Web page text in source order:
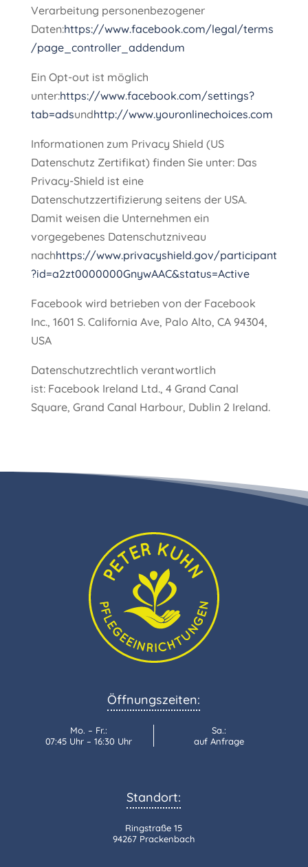
Verarbeitung personenbezogener
Daten:https://www.facebook.com/legal/terms
/page_controller_addendum
Ein Opt-out ist möglich
unter:https://www.facebook.com/settings?
tab=adsundhttp://www.youronlinechoices.com
Informationen zum Privacy Shield (US
Datenschutz Zertifikat) finden Sie unter: Das
Privacy-Shield ist eine
Datenschutzzertifizierung seitens der USA.
Damit weisen die Unternehmen ein
vorgegebenes Datenschutzniveau
nachhttps://www.privacyshield.gov/participant
?id=a2zt0000000GnywAAC&status=Active
Facebook wird betrieben von der Facebook
Inc., 1601 S. California Ave, Palo Alto, CA 94304,
USA
Datenschutzrechtlich verantwortlich
ist: Facebook Ireland Ltd., 4 Grand Canal
Square, Grand Canal Harbour, Dublin 2 Ireland.
Öffnungszeiten:
Mo. – Fr.:
07:45 Uhr – 16:30 Uhr
Sa.:
auf Anfrage
Standort:
Ringstraße 15
94267 Prackenbach